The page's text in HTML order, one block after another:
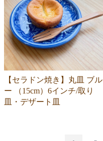
【セラドン焼き】丸皿 ブル
ー （15cm）6インチ/取り
皿・デザート皿